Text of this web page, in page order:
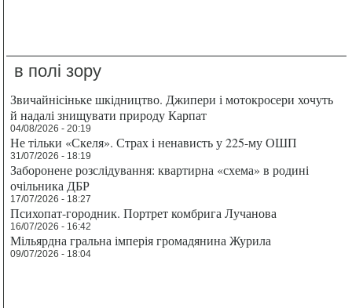
в полі зору
Звичайнісіньке шкідництво. Джипери і мотокросери хочуть
й надалі знищувати природу Карпат
04/08/2026 - 20:19
Не тільки «Скеля». Страх і ненависть у 225-му ОШП
31/07/2026 - 18:19
Заборонене розслідування: квартирна «схема» в родині
очільника ДБР
17/07/2026 - 18:27
Психопат-городник. Портрет комбрига Лучанова
16/07/2026 - 16:42
Мільярдна гральна імперія громадянина Журила
09/07/2026 - 18:04